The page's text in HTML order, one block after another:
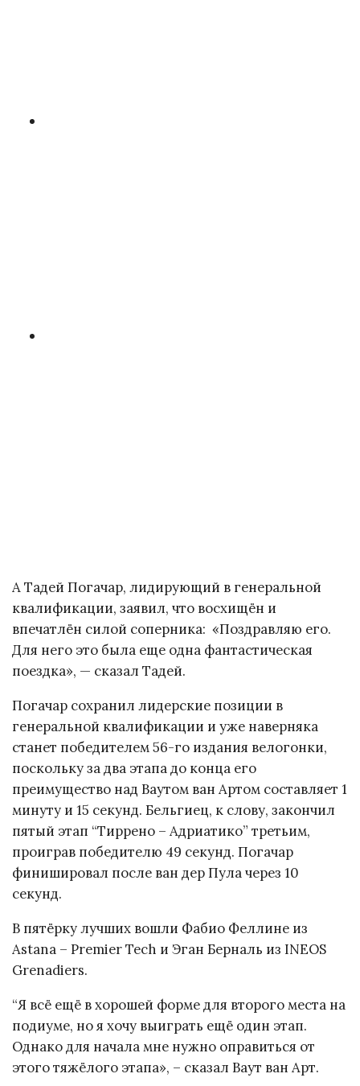
А Тадей Погачар, лидирующий в генеральной
квалификации, заявил, что восхищён и
впечатлён силой соперника: «Поздравляю его.
Для него это была еще одна фантастическая
поездка», — сказал Тадей.
Погачар сохранил лидерские позиции в
генеральной квалификации и уже наверняка
станет победителем 56-го издания велогонки,
поскольку за два этапа до конца его
преимущество над Ваутом ван Артом составляет 1
минуту и 15 секунд. Бельгиец, к слову, закончил
пятый этап “Тиррено – Адриатико” третьим,
проиграв победителю 49 секунд. Погачар
финишировал после ван дер Пула через 10
секунд.
В пятёрку лучших вошли Фабио Феллине из
Astana – Premier Tech и Эган Берналь из INEOS
Grenadiers.
“Я всё ещё в хорошей форме для второго места на
подиуме, но я хочу выиграть ещё один этап.
Однако для начала мне нужно оправиться от
этого тяжёлого этапа», – сказал Ваут ван Арт.